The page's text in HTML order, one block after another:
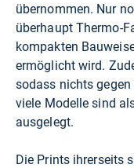
übernommen. Nur
überhaupt Thermo-
kompakten
ermöglicht wird.
sodass nichts
viele Modelle sind
ausgelegt.
Die Prints ihrerseits